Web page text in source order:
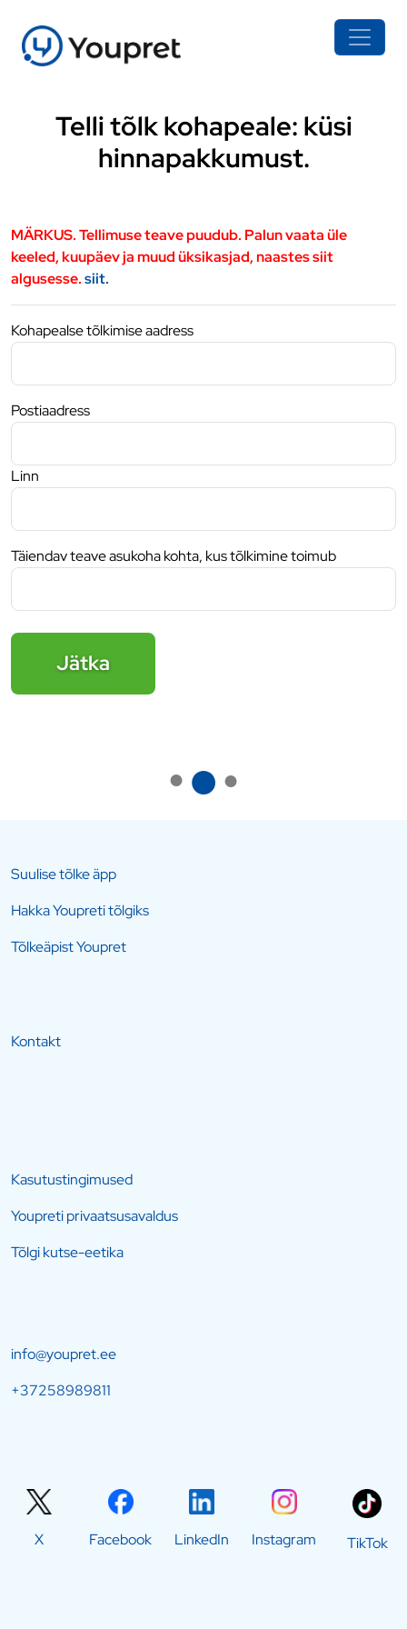
Telli tõlk kohapeale: küsi
hinnapakkumust.
MÄRKUS. Tellimuse teave puudub. Palun vaata üle
keeled, kuupäev ja muud üksikasjad, naastes siit
algusesse.siit.
Kohapealse tõlkimise aadress
Postiaadress
Linn
Täiendav teave asukoha kohta, kus tõlkimine toimub
Jätka
● ● ●
Suulise tõlke äpp
Hakka Youpreti tõlgiks
Tõlkeäpist Youpret
Kontakt
Kasutustingimused
Youpreti privaatsusavaldus
Tõlgi kutse-eetika
info@youpret.ee
+37258989811
X Facebook LinkedIn Instagram TikTok